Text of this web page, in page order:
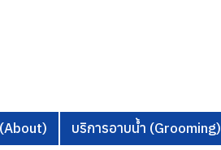
บริการอาบน้ำ (Grooming)